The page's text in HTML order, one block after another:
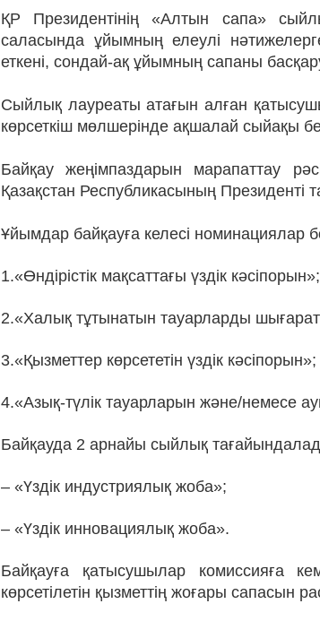
ҚР Президентiнiң «Алтын сапа»
саласында ұйымның елеулі
еткені, сондай-ақ ұйымның сапаны
Сыйлық лауреаты атағын алған
көрсеткіш мөлшерінде ақшалай сыйақы
Байқау жеңiмпаздарын марапаттау
Қазақстан Республикасының Президенті
Ұйымдар байқауға келесі номинациялар
1.«Өндiрiстiк мақсаттағы үздiк кәсiпорын»;
2.«Халық тұтынатын тауарларды
3.«Қызметтер көрсететiн үздiк кәсiпорын»;
4.«Азық-түлік тауарларын және/немесе
Байқауда 2 арнайы сыйлық
– «Үздік индустриялық жоба»;
– «Үздік инновациялық жоба».
Байқауға қатысушылар комиссияға
көрсетiлетiн қызметтiң жоғары сапасын